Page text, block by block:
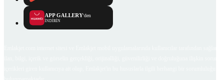
APP GALLERY'den
İNDİRİN